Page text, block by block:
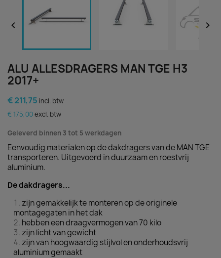
 
ALU ALLESDRAGERS MAN TGE H3
2017+
€ 211,75 incl. btw
€ 175,00 excl. btw
Geleverd binnen 3 tot 5 werkdagen
Eenvoudig materialen op de dakdragers van de MAN TGE
transporteren. Uitgevoerd in duurzaam en roestvrij
aluminium.
De dakdragers...
zijn gemakkelijk te monteren op de originele
montagegaten in het dak
hebben een draagvermogen van 70 kilo
zijn licht van gewicht
zijn van hoogwaardig stijlvol en onderhoudsvrij
aluminium gemaakt